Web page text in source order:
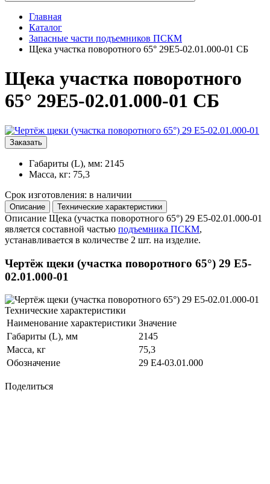
Главная
Каталог
Запасные части подъемников ПСКМ
Щека участка поворотного 65° 29Е5-02.01.000-01 СБ
Щека участка поворотного
65° 29Е5-02.01.000-01 СБ
Заказать
Габариты (L), мм: 2145
Масса, кг: 75,3
Срок изготовления: в наличии
Описание Технические характеристики
Описание Щека (участка поворотного 65°) 29 Е5-02.01.000-01
является составной частью подъемника ПСКМ,
устанавливается в количестве 2 шт. на изделие.
Чертёж щеки (участка поворотного 65°) 29 Е5-
02.01.000-01
Технические характеристики
Наименование характеристики Значение
Габариты (L), мм
2145
Масса, кг
75,3
Обозначение
29 Е4-03.01.000
Поделиться